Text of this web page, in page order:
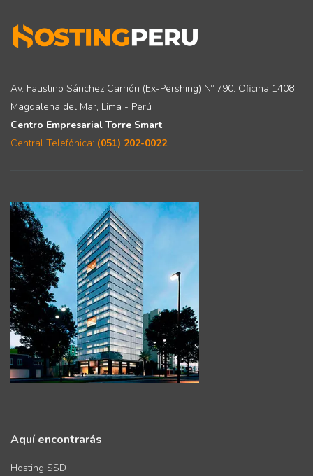
Av. Faustino Sánchez Carrión (Ex-Pershing) Nº 790. Oficina 1408
Magdalena del Mar, Lima - Perú
Centro Empresarial Torre Smart
Central Telefónica: (051) 202-0022
Aquí encontrarás
Hosting SSD